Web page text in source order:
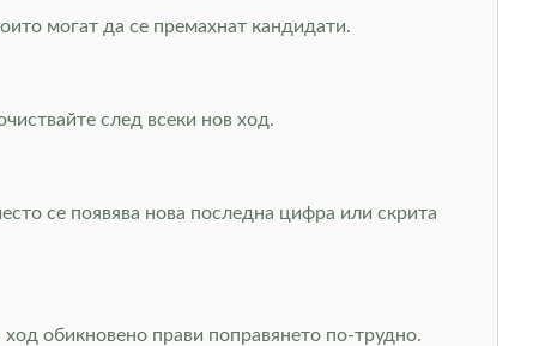
могат да се премахнат кандидати.
след всеки нов ход.
се появява нова последна цифра или скрита
обикновено прави поправянето по-трудно.